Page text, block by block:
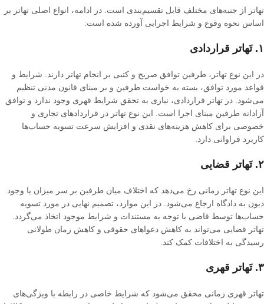
تهاتر از جنبه‌های مختلف قابل تقسیم‌بندی است. در ادامه، انواع اصلی تهاتر بر
اساس نحوه وقوع و شرایط اجرایی آورده شده است:
۱.تَهاتر قراردادی
در این نوع تهاتر، طرفین توافق صریح و کتبی بر انجام تهاتر دارند. شرایط و
قواعد مورد توافق، بسته به خواست طرفین و بر مبنای قانون مدنی تنظیم
می‌شود. در تهاتر قراردادی، نیازی به تحقق شرایط قهری وجود ندارد و توافق
آزادانه طرفین مبنای اجرا است. این نوع تهاتر در قراردادهای تجاری و
خصوصی برای کاهش هزینه‌های نقدی و افزایش سرعت تسویه حساب‌ها
کاربرد فراوانی دارد.
۲.تَهاتر قضایی
این نوع تهاتر زمانی رخ می‌دهد که اختلاف میان طرفین بر سر میزان یا وجود
دیون به دادگاه ارجاع می‌شود. در این موارد، تصمیم نهایی در مورد تسویه
حساب‌ها توسط قاضی با توجه به مستندات و شرایط موجود اتخاذ می‌گردد.
تهاتر قضایی می‌تواند به کاهش دعواهای حقوقی و کاهش زمان طولانی
رسیدگی به اختلافات کمک کند.
۳.تَهاتر قهری
تهاتر قهری زمانی محقق می‌شود که شرایط خاصی در رابطه با ویژگی‌های